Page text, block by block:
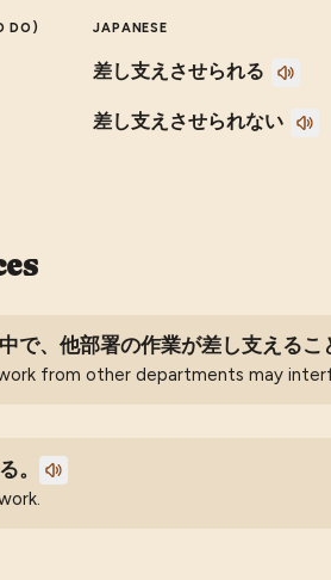
DO) JAPANESE
差し支えさせられる
差し支えさせられない
で、他部署の作業が差し支えるこ
from other departments may
。